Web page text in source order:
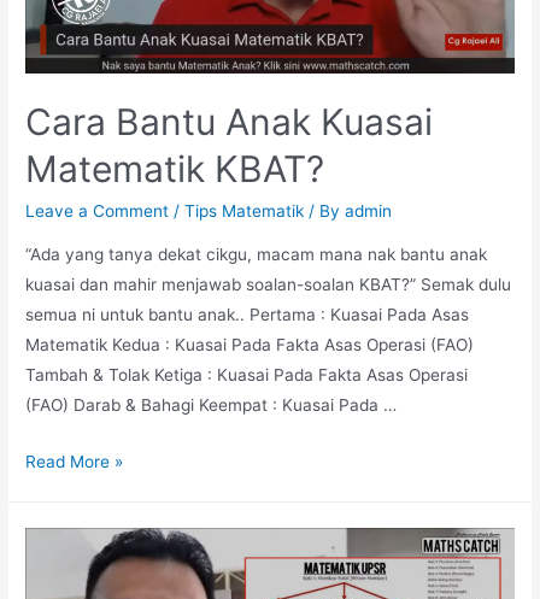
Cara Bantu Anak Kuasai
Matematik KBAT?
Leave a Comment /Tips Matematik / Byadmin
“Ada yang tanya dekat cikgu, macam mana nak bantu anak
kuasai dan mahir menjawab soalan-soalan KBAT?” Semak dulu
semua ni untuk bantu anak.. Pertama : Kuasai Pada Asas
Matematik Kedua : Kuasai Pada Fakta Asas Operasi (FAO)
Tambah & Tolak Ketiga : Kuasai Pada Fakta Asas Operasi
(FAO) Darab & Bahagi Keempat : Kuasai Pada …
Cara
Matematik
Read More »